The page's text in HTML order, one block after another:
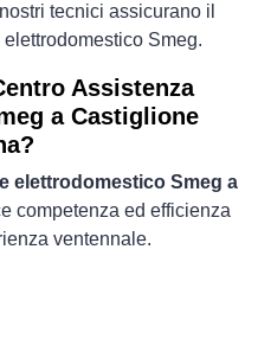
tecnici assicurano il
Smeg.
Assistenza
a Castiglione
elettrodomestico Smeg a
competenza ed efficienza
ventennale.